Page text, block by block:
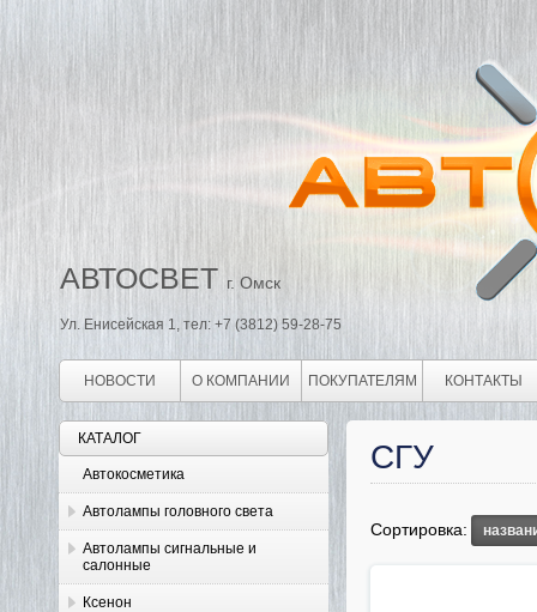
АВТОСВЕТ г. Омск
Ул. Енисейская 1, тел: +7 (3812) 59-28-75
НОВОСТИ О КОМПАНИИ ПОКУПАТЕЛЯМ КОНТАКТЫ
КАТАЛОГ
Автокосметика
Автолампы головного света
Автолампы сигнальные и
салонные
Ксенон
СГУ
Сортировка: